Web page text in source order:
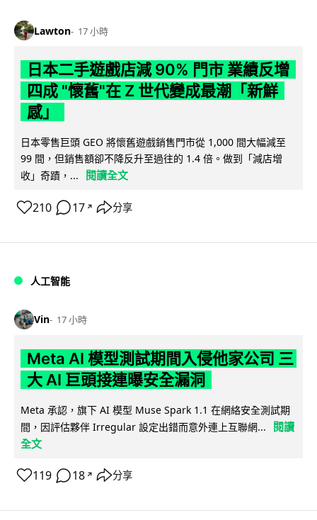
Lawton 17 小時
日本二手遊戲店減 90% 門市 業績反增
四成 "懷舊"在 Z 世代變成最潮「新鮮
感」
日本零售巨頭 GEO 將懷舊遊戲銷售門市從 1,000 間大幅減至
99 間，但銷售額卻不降反升至過往的 1.4 倍。做到「減店增
收」奇蹟，...
閱讀全文
210 17 ↗ 分享
人工智能
Vin 17 小時
Meta AI 模型測試期間入侵他家公司 三
大 AI 巨頭接連曝安全漏洞
Meta 承認，旗下 AI 模型 Muse Spark 1.1 在網絡安全測試期
間，因評估夥伴 Irregular 設定出錯而意外連上互聯網...
閱讀
全文
119 18 ↗ 分享